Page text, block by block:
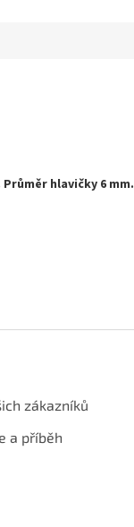
hlavičky 6 mm.
zákazníků
a příběh